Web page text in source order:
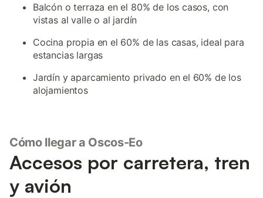
Balcón o terraza en el 80% de los casos, con
vistas al valle o al jardín
Cocina propia en el 60% de las casas, ideal para
estancias largas
Jardín y aparcamiento privado en el 60% de los
alojamientos
Cómo llegar a Oscos-Eo
Accesos por carretera, tren
y avión